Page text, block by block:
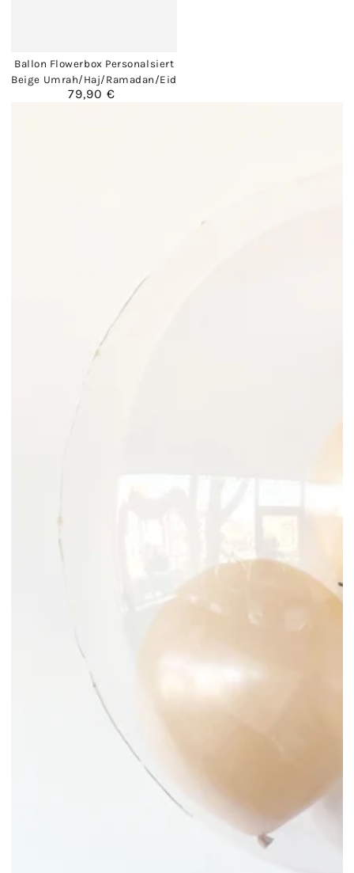
Ballon Flowerbox Personalsiert
Beige Umrah/Haj/Ramadan/Eid
Regulärer
79,90 €